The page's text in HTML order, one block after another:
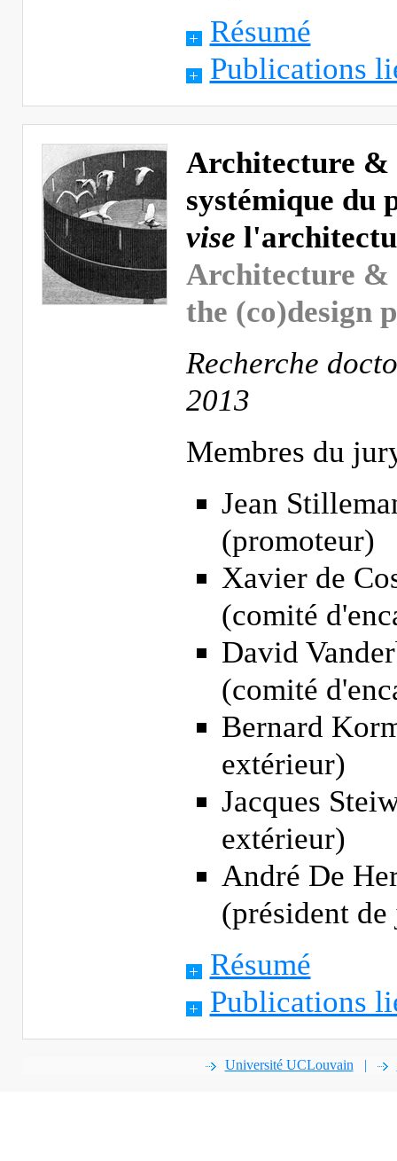
Résumé
Publications
Architecture &
systémique du
vise
Architecture &
the (co)design
Recherche
2013
Membres du
Jean
(promoteur)
Xavier de
(comité
David
(comité
Bernard
extérieur)
Jacques
extérieur)
André De
(président
Résumé
Publications
Université UCLouvain |